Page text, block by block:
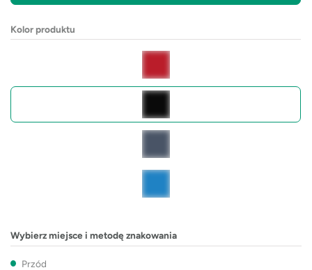
Kolor produktu
Wybierz miejsce i metodę znakowania
Przód